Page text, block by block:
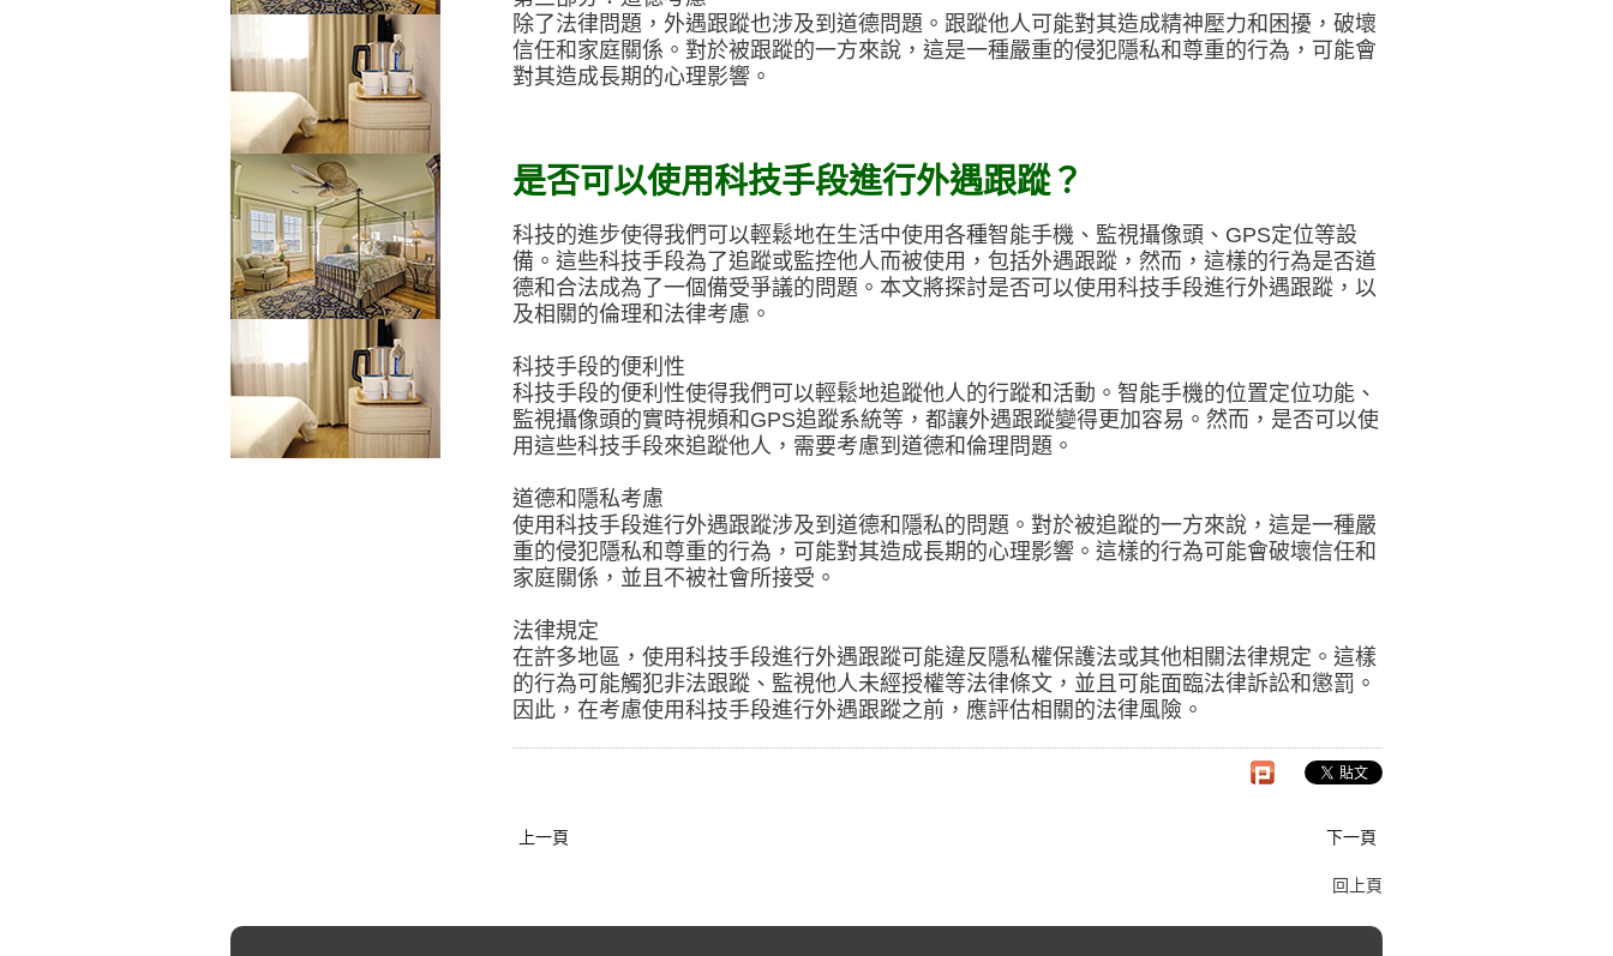
除了法律問題，外遇跟蹤也涉及到道德問題。跟蹤他人可能對其造成精神壓力和困擾，破壞
信任和家庭關係。對於被跟蹤的一方來說，這是一種嚴重的侵犯隱私和尊重的行為，可能會
對其造成長期的心理影響。
是否可以使用科技手段進行外遇跟蹤？
科技的進步使得我們可以輕鬆地在生活中使用各種智能手機、監視攝像頭、GPS定位等設
備。這些科技手段為了追蹤或監控他人而被使用，包括外遇跟蹤，然而，這樣的行為是否道
德和合法成為了一個備受爭議的問題。本文將探討是否可以使用科技手段進行外遇跟蹤，以
及相關的倫理和法律考慮。
科技手段的便利性
科技手段的便利性使得我們可以輕鬆地追蹤他人的行蹤和活動。智能手機的位置定位功能、
監視攝像頭的實時視頻和GPS追蹤系統等，都讓外遇跟蹤變得更加容易。然而，是否可以使
用這些科技手段來追蹤他人，需要考慮到道德和倫理問題。
道德和隱私考慮
使用科技手段進行外遇跟蹤涉及到道德和隱私的問題。對於被追蹤的一方來說，這是一種嚴
重的侵犯隱私和尊重的行為，可能對其造成長期的心理影響。這樣的行為可能會破壞信任和
家庭關係，並且不被社會所接受。
法律規定
在許多地區，使用科技手段進行外遇跟蹤可能違反隱私權保護法或其他相關法律規定。這樣
的行為可能觸犯非法跟蹤、監視他人未經授權等法律條文，並且可能面臨法律訴訟和懲罰。
因此，在考慮使用科技手段進行外遇跟蹤之前，應評估相關的法律風險。
上一頁 下一頁
回上頁